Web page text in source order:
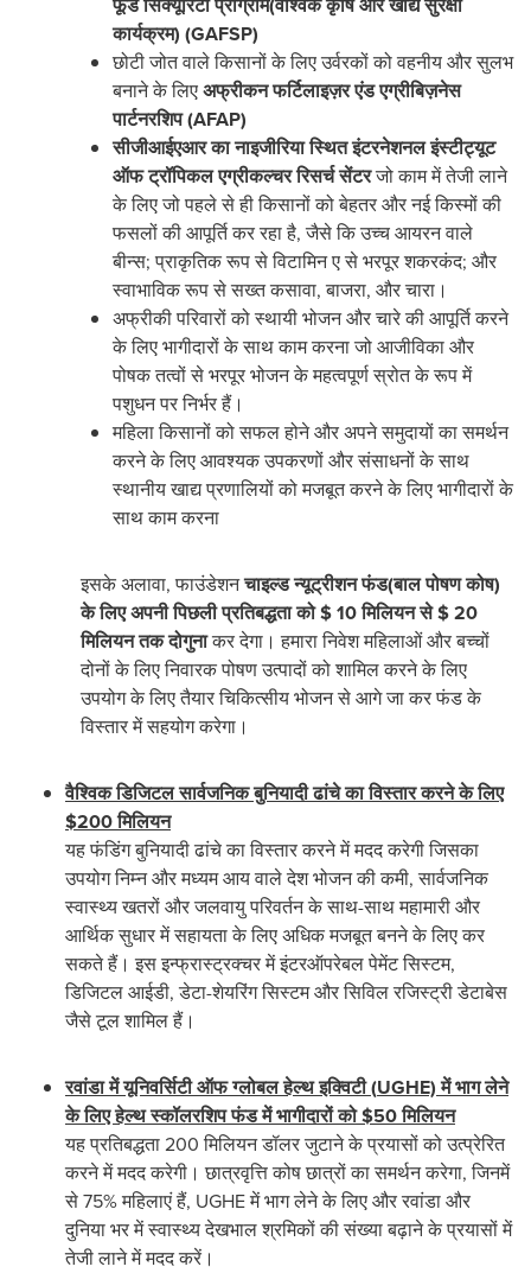
कार्यक्रम) (GAFSP)
छोटी जोत वाले किसानों के लिए उर्वरकों को वहनीय और सुलभ
बनाने के लिएअफ्रीकन फर्टिलाइज़र एंड एग्रीबिज़नेस
पार्टनरशिप (AFAP)
सीजीआईएआर का नाइजीरिया स्थित इंटरनेशनल इंस्टीट्यूट
ऑफ ट्रॉपिकल एग्रीकल्चर रिसर्च सेंटरजो काम में तेजी लाने
के लिए जो पहले से ही किसानों को बेहतर और नई किस्मों की
फसलों की आपूर्ति कर रहा है, जैसे कि उच्च आयरन वाले
बीन्स; प्राकृतिक रूप से विटामिन ए से भरपूर शकरकंद; और
स्वाभाविक रूप से सख्‍त कसावा, बाजरा, और चारा।
अफ्रीकी परिवारों को स्थायी भोजन और चारे की आपूर्ति करने
के लिए भागीदारों के साथ काम करना जो आजीविका और
पोषक तत्वों से भरपूर भोजन के महत्वपूर्ण स्रोत के रूप में
पशुधन पर निर्भर हैं।
महिला किसानों को सफल होने और अपने समुदायों का समर्थन
करने के लिए आवश्यक उपकरणों और संसाधनों के साथ
स्थानीय खाद्य प्रणालियों को मजबूत करने के लिए भागीदारों के
साथ काम करना
इसके अलावा, फाउंडेशनचाइल्‍ड न्‍यूट्रीशन फंड(बाल पोषण कोष)
के लिए अपनी पिछली प्रतिबद्धता को$ 10मिलियन से$ 20
मिलियन तक दोगुनाकर देगा। हमारा निवेश महिलाओं और बच्चों
दोनों के लिए निवारक पोषण उत्पादों को शामिल करने के लिए
उपयोग के लिए तैयार चिकित्सीय भोजन से आगे जा कर फंड के
विस्तार में सहयोग करेगा।
वैश्विक डिजिटल सार्वजनिक बुनियादी ढांचे का विस्तार करने के लिए
$200मिलियन
यह फंडिंग बुनियादी ढांचे का विस्तार करने में मदद करेगी जिसका
उपयोग निम्न और मध्यम आय वाले देश भोजन की कमी, सार्वजनिक
स्वास्थ्य खतरों और जलवायु परिवर्तन के साथ-साथ महामारी और
आर्थिक सुधार में सहायता के लिए अधिक मजबूत बनने के लिए कर
सकते हैं। इस इन्फ्रास्ट्रक्चर में इंटरऑपरेबल पेमेंट सिस्टम,
डिजिटल आईडी, डेटा-शेयरिंग सिस्टम और सिविल रजिस्ट्री डेटाबेस
जैसे टूल शामिल हैं।
रवांडा में यूनिवर्सिटी ऑफ ग्लोबल हेल्थ इक्विटी (UGHE)में भाग लेने
के लिए हेल्थ स्कॉलरशिप फंड में भागीदारों को$50मिलियन
यह प्रतिबद्धता 200 मिलियन डॉलर जुटाने के प्रयासों को उत्प्रेरित
करने में मदद करेगी। छात्रवृत्ति कोष छात्रों का समर्थन करेगा, जिनमें
से 75% महिलाएं हैं, UGHE में भाग लेने के लिए और रवांडा और
दुनिया भर में स्वास्थ्य देखभाल श्रमिकों की संख्या बढ़ाने के प्रयासों में
तेजी लाने में मदद करें।